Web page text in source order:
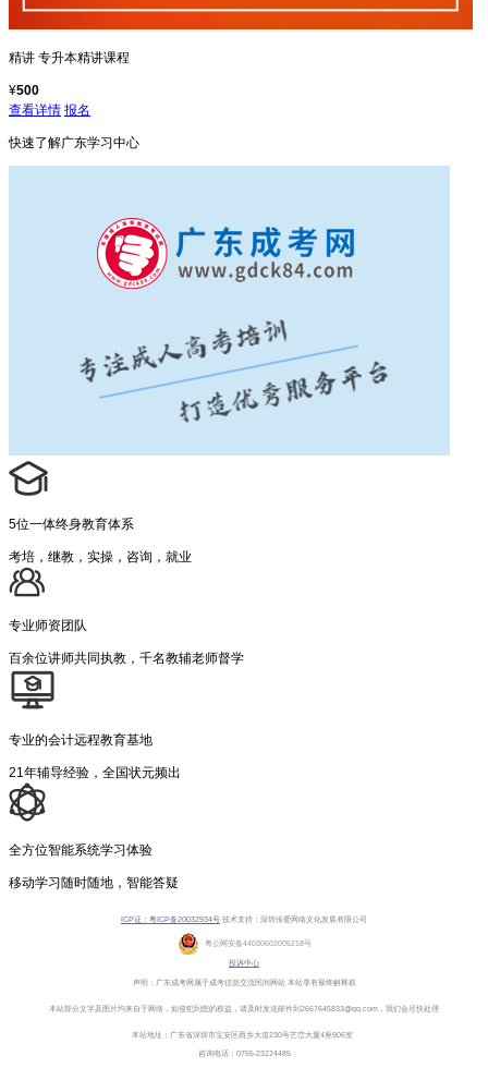
精讲 专升本精讲课程
¥500
查看详情 报名
快速了解广东学习中心
5位一体终身教育体系
考培，继教，实操，咨询，就业
专业师资团队
百余位讲师共同执教，千名教辅老师督学
专业的会计远程教育基地
21年辅导经验，全国状元频出
全方位智能系统学习体验
移动学习随时随地，智能答疑
ICP证：粤ICP备20032934号 技术支持：深圳传爱网络文化发展有限公司
粤公网安备44030602005218号
投诉中心
声明：广东成考网属于成考信息交流民间网站 本站享有最终解释权
本站部分文字及图片均来自于网络，如侵犯到您的权益，请及时发送邮件到2667645833@qq.com，我们会尽快处理
本站地址：广东省深圳市宝安区西乡大道230号艺峦大厦4座906室
咨询电话：0755-23224485